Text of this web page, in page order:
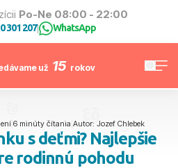
Po-Ne 08:00 - 22:00
301 207| WhatsApp
už 15 rokov
6 minúty čítania Autor: Jozef Chlebek
s deťmi? Najlepšie
rodinnú pohodu